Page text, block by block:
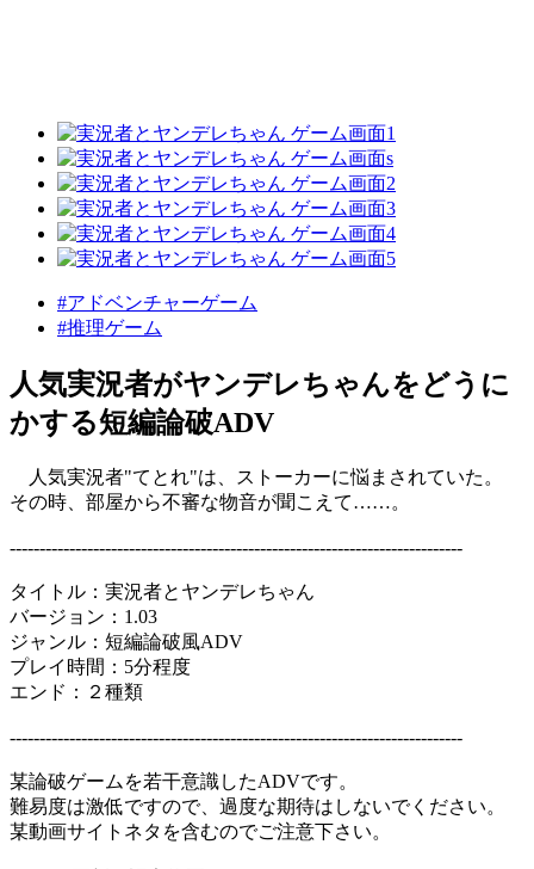
#アドベンチャーゲーム
#推理ゲーム
人気実況者がヤンデレちゃんをどうに
かする短編論破ADV
人気実況者"てとれ"は、ストーカーに悩まされていた。
その時、部屋から不審な物音が聞こえて……。
----------------------------------------------------------------------------
タイトル：実況者とヤンデレちゃん
バージョン：1.03
ジャンル：短編論破風ADV
プレイ時間：5分程度
エンド：２種類
----------------------------------------------------------------------------
某論破ゲームを若干意識したADVです。
難易度は激低ですので、過度な期待はしないでください。
某動画サイトネタを含むのでご注意下さい。